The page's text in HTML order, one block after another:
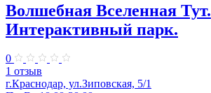
Волшебная Вселенная Тут.
Интерактивный парк.
0
1 отзыв
г.Краснодар, ул.Зиповская, 5/1